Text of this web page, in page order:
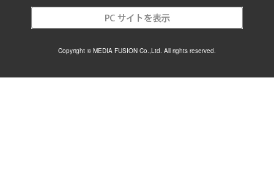
Copyright © MEDIA FUSION Co.,Ltd. All rights reserved.